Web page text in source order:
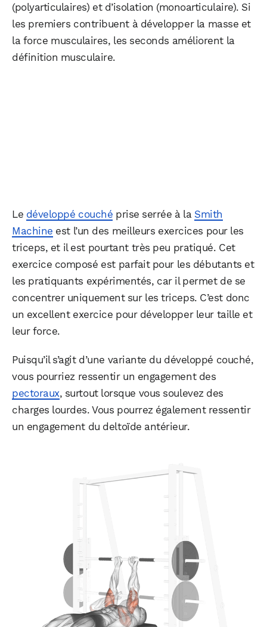
(polyarticulaires) et d’isolation (monoarticulaire). Si
les premiers contribuent à développer la masse et
la force musculaires, les seconds améliorent la
définition musculaire.
Le développé couché prise serrée à la Smith
Machine est l’un des meilleurs exercices pour les
triceps, et il est pourtant très peu pratiqué. Cet
exercice composé est parfait pour les débutants et
les pratiquants expérimentés, car il permet de se
concentrer uniquement sur les triceps. C’est donc
un excellent exercice pour développer leur taille et
leur force.
Puisqu’il s’agit d’une variante du développé couché,
vous pourriez ressentir un engagement des
pectoraux, surtout lorsque vous soulevez des
charges lourdes. Vous pourrez également ressentir
un engagement du deltoïde antérieur.